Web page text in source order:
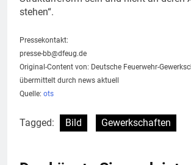
stehen“.
Pressekontakt:
presse-bb@dfeug.de
Original-Content von: Deutsche Feuerwehr-
übermittelt durch news aktuell
Quelle: ots
Tagged: Bild Gewerkschaften